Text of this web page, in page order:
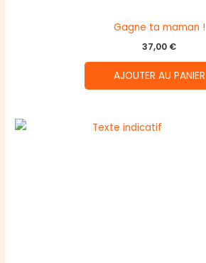
Gagne ta maman !
37,00 €
AJOUTER AU PANIER